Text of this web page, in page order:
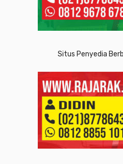
Situs Penyedia